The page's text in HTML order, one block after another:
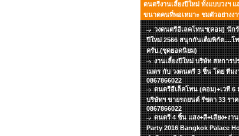
ดนตรีงานเลี้ยงปีใหม่ ทั้งแบบวงฯ
ขนาดคนที่พอเหมาะ ชมตัวอย่างง
วงดนตรีอีเลคโทนฯ(คอม) นักร้
ปีใหม่ 2566 สนุกกันเต็มพิกัด....โ
ครับ.(ชุดยอดนิยม)
งานเลี้ยงปีใหม่ บริษัท สหการ
เมตร กับ วงดนตรี 3 ชิ้น โดย ทีม
0867866022
ดนตรีอีเล็คโทน (คอม)+เวที 6
บริษัทฯ ขายรถยนต์ รัชดา 33 รา
0867866022
ดนตรี 4 ชิ้น แสง+สี+เสียง+งา
Party 2016 Bangkok Palace